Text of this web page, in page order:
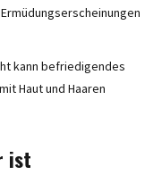
kann befriedigendes
Haut und Haaren
ist